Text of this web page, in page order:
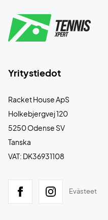
Yritystiedot
Racket House ApS
Holkebjergvej 120
5250 Odense SV
Tanska
VAT: DK36931108
Evästeet